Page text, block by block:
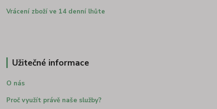
Vrácení zboží ve 14 denní lhůte
Užitečné informace
O nás
Proč využít právě naše služby?